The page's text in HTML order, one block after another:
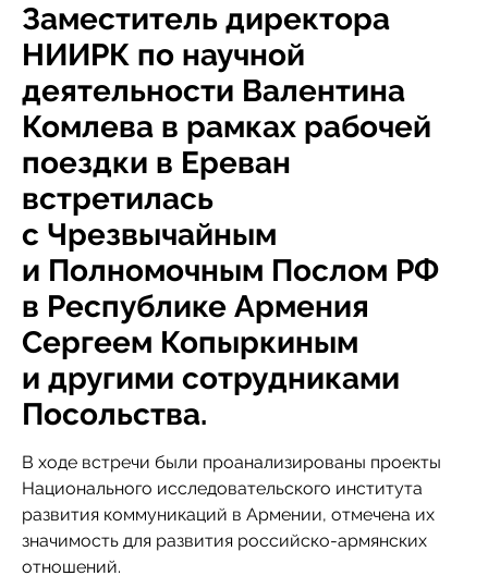
Заместитель директора
НИИРК по научной
деятельности Валентина
Комлева в рамках рабочей
поездки в Ереван
встретилась
с Чрезвычайным
и Полномочным Послом РФ
в Республике Армения
Сергеем Копыркиным
и другими сотрудниками
Посольства.
В ходе встречи были проанализированы проекты
Национального исследовательского института
развития коммуникаций в Армении, отмечена их
значимость для развития российско-армянских
отношений.